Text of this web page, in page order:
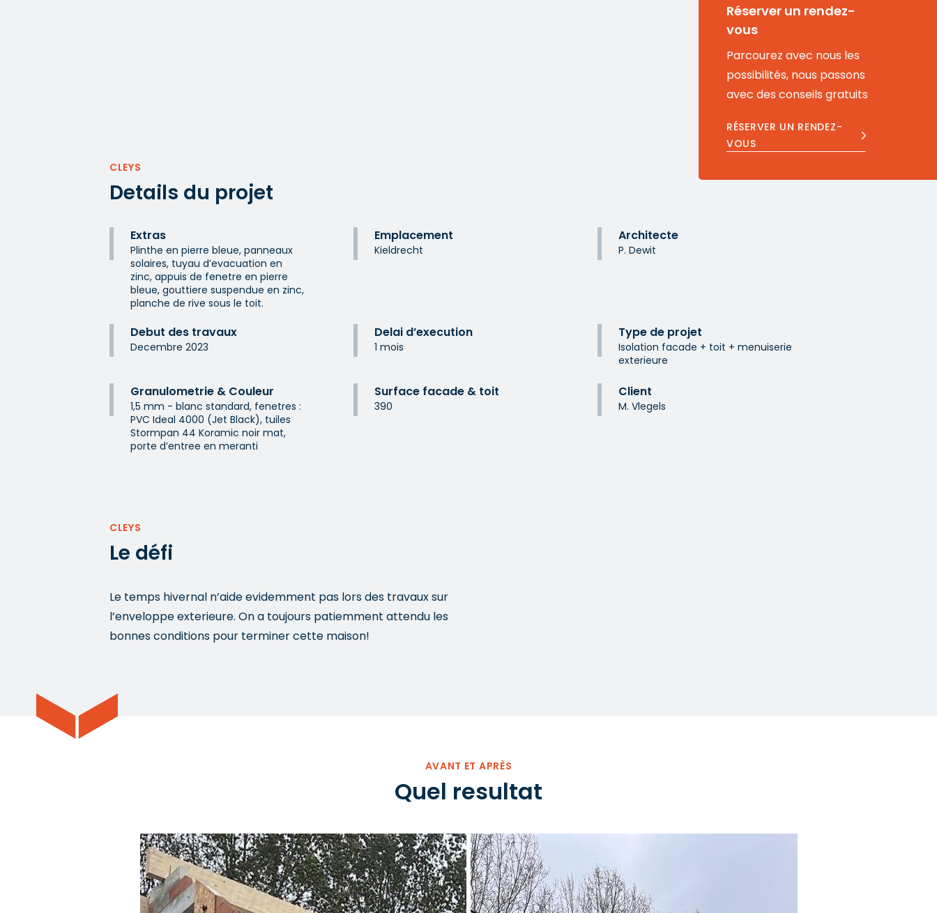
Réserver un rendez-
vous
Parcourez avec nous les
possibilités, nous passons
avec des conseils gratuits
RÉSERVER UN RENDEZ-
VOUS
CLEYS
Details du projet
Extras
Plinthe en pierre bleue, panneaux
solaires, tuyau d’evacuation en
zinc, appuis de fenetre en pierre
bleue, gouttiere suspendue en zinc,
planche de rive sous le toit.
Emplacement
Kieldrecht
Architecte
P. Dewit
Debut des travaux
Decembre 2023
Delai d’execution
1 mois
Type de projet
Isolation facade + toit + menuiserie
exterieure
Granulometrie & Couleur
1,5 mm - blanc standard, fenetres :
PVC Ideal 4000 (Jet Black), tuiles
Stormpan 44 Koramic noir mat,
porte d’entree en meranti
Surface facade & toit
390
Client
M. Vlegels
CLEYS
Le défi
Le temps hivernal n’aide evidemment pas lors des travaux sur
l’enveloppe exterieure. On a toujours patiemment attendu les
bonnes conditions pour terminer cette maison!
AVANT ET APRÈS
Quel resultat